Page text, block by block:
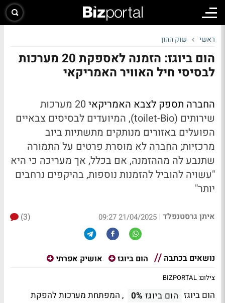
ראשי שוק ההון
הום ביוגז: הזמנה לאספקת 20 מערכות
לבסיסי חיל האוויר האמריקאי
החברה תספק לצבא האמריקאי
20 מערכות
שירותים (toilet-Bio), המיועדים
לבסיסים צבאיים
הפועלים באזורים מנותקים מתשתיות ביוב
מרכזיות; החברה לא מוסרת פרטים על התמורה
שתנבע לה מההזמנה, אם בכלל, אך מעריכה כי היא
"עשויה להוביל להזמנות נוספות, בהיקפים נרחבים
יותר"
איתן גרסטנפלד |
21/04/2025 09:27
(3)
נושאים בכתבה הום ביוגז אושיק אפרתי
צילום: BIZPORTAL
הום ביוגז הום ביוגז 0% , המפתחת מערכות להפקת